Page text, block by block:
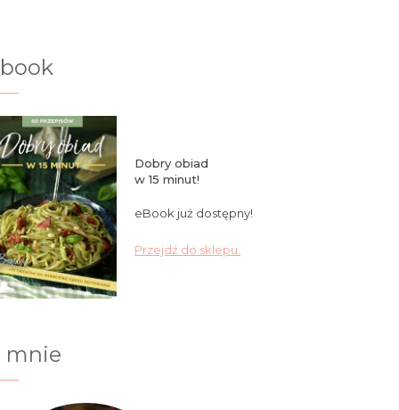
Dobry obiad
w 15 minut!
eBook już dostępny!
Przejdź do sklepu.
mnie